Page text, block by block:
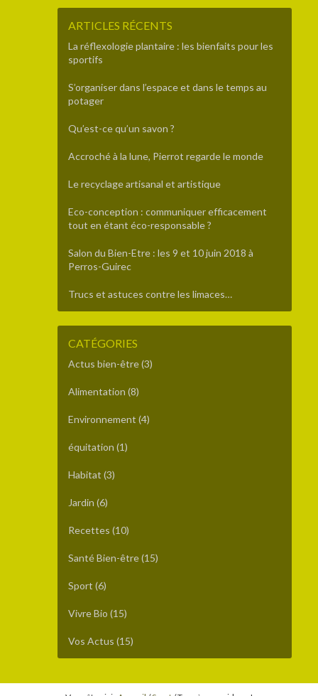
ARTICLES RÉCENTS
La réflexologie plantaire : les bienfaits pour les
sportifs
S’organiser dans l’espace et dans le temps au
potager
Qu’est-ce qu’un savon ?
Accroché à la lune, Pierrot regarde le monde
Le recyclage artisanal et artistique
Eco-conception : communiquer efficacement
tout en étant éco-responsable ?
Salon du Bien-Etre : les 9 et 10 juin 2018 à
Perros-Guirec
Trucs et astuces contre les limaces…
CATÉGORIES
Actus bien-être(3)
Alimentation (8)
Environnement (4)
équitation (1)
Habitat (3)
Jardin (6)
Recettes (10)
Santé Bien-être(15)
Sport (6)
Vivre Bio (15)
Vos Actus (15)